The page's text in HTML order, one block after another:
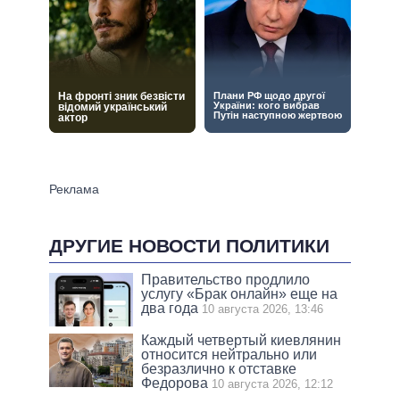
ДРУГИЕ НОВОСТИ ПОЛИТИКИ
Правительство продлило
услугу «Брак онлайн» еще на
два года 10 августа 2026, 13:46
Каждый четвертый киевлянин
относится нейтрально или
безразлично к отставке
Федорова 10 августа 2026, 12:12